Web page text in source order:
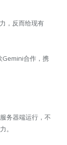
，反而给现有
Gemini合作，携
务器端运行，不
。